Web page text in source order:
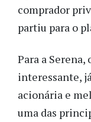
comprador
partiu para o
Para a Serena,
interessante,
acionária e
uma das